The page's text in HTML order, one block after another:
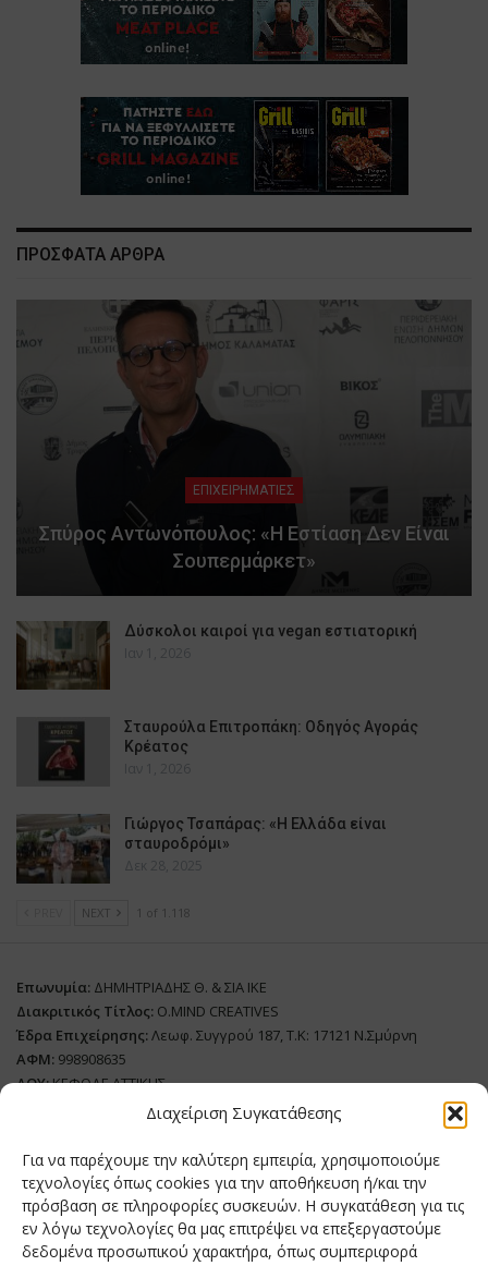
Διαχείριση Συγκατάθεσης
Για να παρέχουμε την καλύτερη εμπειρία, χρησιμοποιούμε
τεχνολογίες όπως cookies για την αποθήκευση ή/και την
πρόσβαση σε πληροφορίες συσκευών. Η συγκατάθεση για τις
εν λόγω τεχνολογίες θα μας επιτρέψει να επεξεργαστούμε
δεδομένα προσωπικού χαρακτήρα, όπως συμπεριφορά
ΠΡΟΣΦΑΤΑ ΑΡΘΡΑ
ΕΠΙΧΕΙΡΗΜΑΤΙΕΣ
Σπύρος Αντωνόπουλος: «Η Εστίαση Δεν Είναι
Σουπερμάρκετ»
Δύσκολοι καιροί για vegan εστιατορική
Ιαν 1, 2026
Σταυρούλα Επιτροπάκη: Οδηγός Αγοράς
Κρέατος
Ιαν 1, 2026
Γιώργος Τσαπάρας: «Η Ελλάδα είναι
σταυροδρόμι»
Δεκ 28, 2025
NEXT 1 of 1.118
Επωνυμία: ΔΗΜΗΤΡΙΑΔΗΣ Θ. & ΣΙΑ ΙΚΕ
Διακριτικός Τίτλος: O.MIND CREATIVES
Έδρα Επιχείρησης:Λεωφ. Συγγρού 187, Τ.Κ: 17121 Ν.Σμύρνη
ΑΦΜ: 998908635
ΔΟΥ:ΚΕΦΟΔΕ ΑΤΤΙΚΗΣ
Όνομα Ιδιοκτήτη και Νόμιμο Πρόσωπο: Θεόδωρος Δημητριάδης
Διευθυντής Σύνταξης:Ευθυμιάτου Μαίρη
Domain:grillmagazine.gr
Δικαιούχος Domain:Θεόδωρος Δημητριάδης
Διευθυντής:Θεόδωρος Δημητριάδης
Διαχειριστής:Θεόδωρος Δημητριάδης